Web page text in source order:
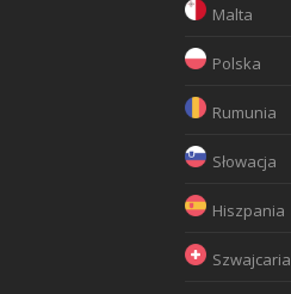
Malta
Polska
Rumunia
Słowacja
Hiszpania
Szwajcaria